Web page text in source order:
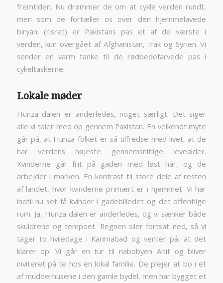
fremtiden. Nu drømmer de om at cykle verden rundt,
men som de fortæller os over den hjemmelavede
biryani (risret) er Pakistans pas et af de værste i
verden, kun overgået af Afghanistan, Irak og Syrien. Vi
sender en varm tanke til de rødbedefarvede pas i
cykeltaskerne.
Lokale møder
Hunza dalen er anderledes, noget særligt. Det siger
alle vi taler med op gennem Pakistan. En velkendt myte
går på, at Hunza-folket er så tilfredse med livet, at de
har verdens højeste gennemsnitlige levealder.
Kvinderne går frit på gaden med løst hår, og de
arbejder i marken. En kontrast til store dele af resten
af landet, hvor kvinderne primært er i hjemmet. Vi har
indtil nu set få kvinder i gadebilledet og det offentlige
rum. Ja, Hunza dalen er anderledes, og vi sænker både
skuldrene og tempoet. Regnen siler fortsat ned, så vi
tager to hviledage i Karimabad og venter på, at det
klarer op. Vi går en tur til nabobyen Altit og bliver
inviteret på te hos en lokal familie. De plejer at bo i et
af mudderhusene i den gamle bydel, men har bygget et